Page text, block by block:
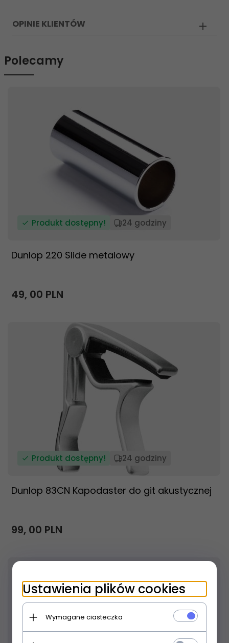
OPINIE KLIENTÓW
Polecamy
Produkt dostępny! 24 godziny
Dunlop 220 Slide metalowy
49, 00 PLN
Produkt dostępny! 24 godziny
Dunlop 83CN Kapodaster do git akustycznej
99, 00 PLN
Ustawienia plików cookies
Wymagane ciasteczka